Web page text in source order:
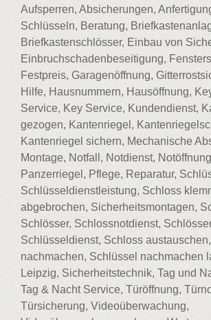
Aufsperren, Absicherungen,
Schlüsseln, Beratung,
Briefkastenschlösser, Einbau von
Einbruchschadenbeseitigung,
Festpreis, Garagenöffnung,
Hilfe, Hausnummern, Hausöffnung,
Service, Key Service, Kundendienst,
gezogen, Kantenriegel,
Kantenriegel sichern, Mechanische
Montage, Notfall, Notdienst,
Panzerriegel, Pflege, Reparatur,
Schlüsseldienstleistung, Schloss
abgebrochen, Sicherheitsmontagen,
Schlösser, Schlossnotdienst,
Schlüsseldienst, Schloss
nachmachen, Schlüssel nachmachen
Leipzig, Sicherheitstechnik, Tag und
Tag & Nacht Service, Türöffnung,
Türsicherung, Videoüberwachung,